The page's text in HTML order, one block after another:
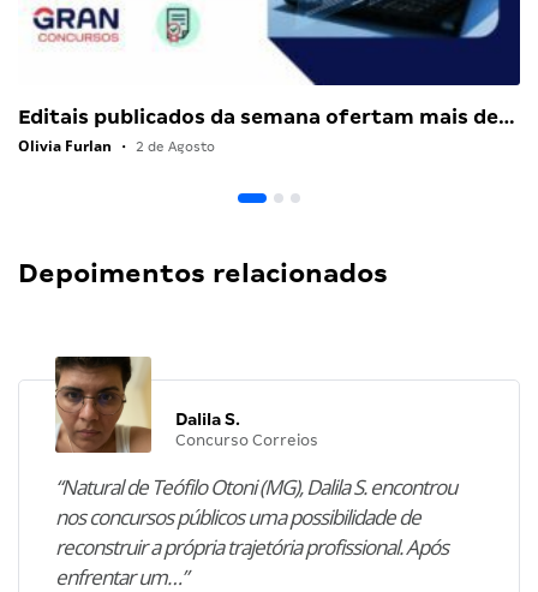
Editais publicados da semana ofertam mais de…
Olivia Furlan • 2 de Agosto
Depoimentos relacionados
Dalila S.
Concurso Correios
“Natural de Teófilo Otoni (MG), Dalila S. encontrou
nos concursos públicos uma possibilidade de
reconstruir a própria trajetória profissional. Após
enfrentar um…”